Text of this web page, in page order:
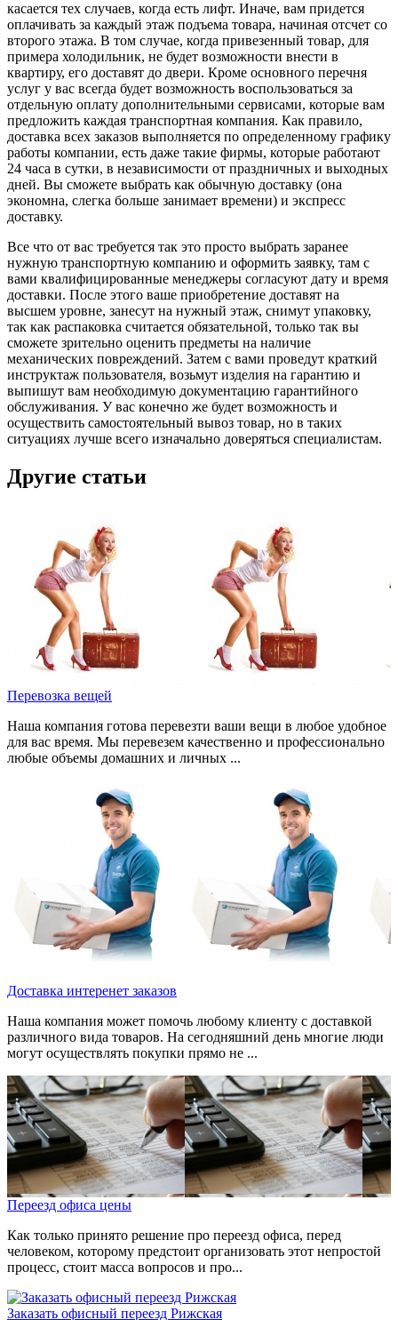
касается тех случаев, когда есть лифт. Иначе, вам придется
оплачивать за каждый этаж подъема товара, начиная отсчет со
второго этажа. В том случае, когда привезенный товар, для
примера холодильник, не будет возможности внести в
квартиру, его доставят до двери. Кроме основного перечня
услуг у вас всегда будет возможность воспользоваться за
отдельную оплату дополнительными сервисами, которые вам
предложить каждая транспортная компания. Как правило,
доставка всех заказов выполняется по определенному графику
работы компании, есть даже такие фирмы, которые работают
24 часа в сутки, в независимости от праздничных и выходных
дней. Вы сможете выбрать как обычную доставку (она
экономна, слегка больше занимает времени) и экспресс
доставку.
Все что от вас требуется так это просто выбрать заранее
нужную транспортную компанию и оформить заявку, там с
вами квалифицированные менеджеры согласуют дату и время
доставки. После этого ваше приобретение доставят на
высшем уровне, занесут на нужный этаж, снимут упаковку,
так как распаковка считается обязательной, только так вы
сможете зрительно оценить предметы на наличие
механических повреждений. Затем с вами проведут краткий
инструктаж пользователя, возьмут изделия на гарантию и
выпишут вам необходимую документацию гарантийного
обслуживания. У вас конечно же будет возможность и
осуществить самостоятельный вывоз товар, но в таких
ситуациях лучше всего изначально доверяться специалистам.
Другие статьи
Перевозка вещей
Наша компания готова перевезти ваши вещи в любое удобное
для вас время. Мы перевезем качественно и профессионально
любые объемы домашних и личных ...
Доставка интеренет заказов
Наша компания может помочь любому клиенту с доставкой
различного вида товаров. На сегодняшний день многие люди
могут осуществлять покупки прямо не ...
Переезд офиса цены
Как только принято решение про переезд офиса, перед
человеком, которому предстоит организовать этот непростой
процесс, стоит масса вопросов и про...
Заказать офисный переезд Рижская